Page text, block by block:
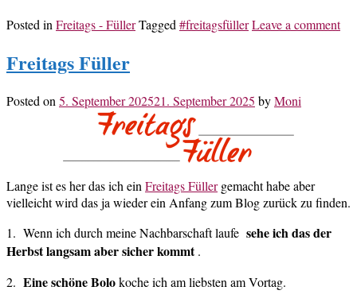
Posted in Freitags - FüllerTagged #freitagsfüllerLeave a comment
Freitags Füller
Posted on 5. September 202521. September 2025 byMoni
Lange ist es her das ich ein Freitags Füllergemacht habe aber
vielleicht wird das ja wieder ein Anfang zum Blog zurück zu finden.
1. Wenn ich durch meine Nachbarschaft laufe sehe ich das der
Herbst langsam aber sicher kommt.
2. Eine schöne Bolokoche ich am liebsten am Vortag.